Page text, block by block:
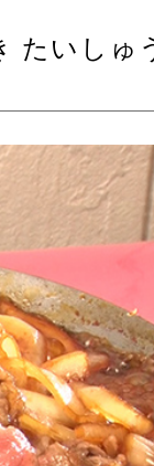
たいしゅ